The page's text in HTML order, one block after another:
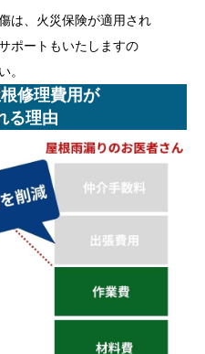
は、火災保険が適用され
ポートもいたしますの
。
修理費用が
る理由